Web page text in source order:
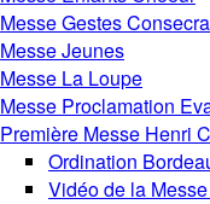
Messe Gestes
Messe Jeunes
Messe La Loupe
Messe Proclamation
Première Messe Henri
Ordination
Vidéo de la